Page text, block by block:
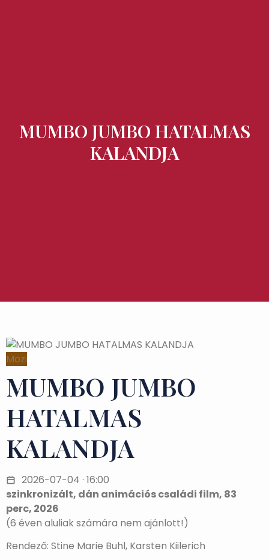
MUMBO JUMBO HATALMAS
KALANDJA
Mozi
MUMBO JUMBO
HATALMAS
KALANDJA
2026-07-04 · 16:00
szinkronizált, dán animációs családi film, 83
perc, 2026
(6 éven aluliak számára nem ajánlott!)
Rendező: Stine Marie Buhl, Karsten Kiilerich